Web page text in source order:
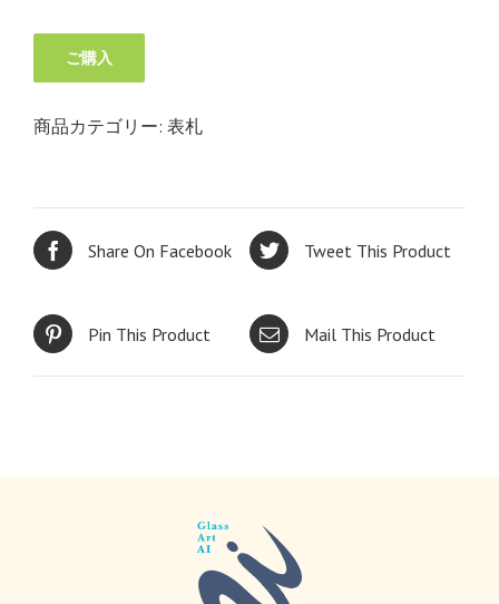
ご購入
商品カテゴリー: 表札
Share On Facebook Tweet This Product
Pin This Product Mail This Product